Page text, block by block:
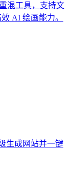
混工具，支持文
AI 绘画能力。
生成网站并一键